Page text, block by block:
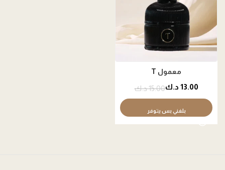
معمول T
15.00د.ك 13.00 د.ك
بلغني بس يتوفر